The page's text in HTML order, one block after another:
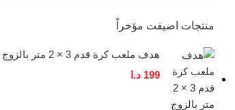
منتجات اضيفت مؤخراً
هدف ملعب كرة قدم 3 × 2 متر بالزوج
199 د.ا